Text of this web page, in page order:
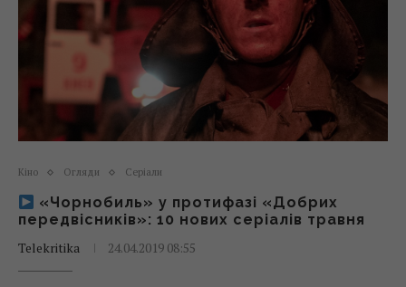
Кіно Огляди Серіали
«Чорнобиль» у протифазі «Добрих
передвісників»: 10 нових серіалів травня
Telekritika
24.04.2019 08:55